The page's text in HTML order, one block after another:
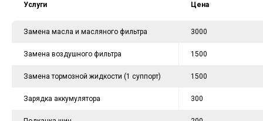
Услуги Цена
Замена масла и масляного фильтра 3000
Замена воздушного фильтра 1500
Замена тормозной жидкости (1 суппорт) 1500
Зарядка аккумулятора 300